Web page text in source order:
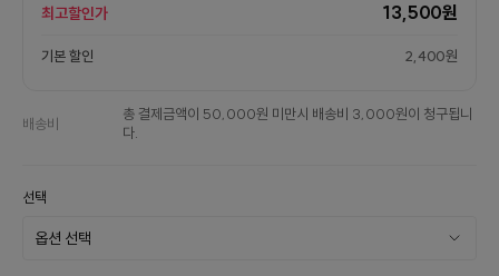
최고할인가 13,500원
기본 할인 2,400원
배송비
총 결제금액이 50,000원 미만시 배송비 3,000원이 청구됩니
다.
선택